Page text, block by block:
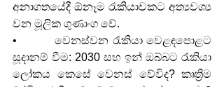
අනාගතයේදී ඕනෑම රැකියාවකට අත්‍යවශ්‍ය
වන මූලික ගුණාංග වේ.
•          වෙනස්වන රැකියා වෙළඳපොළට
සූදානම් වීම: 2030 සහ ඉන් ඔබ්බට රැකියා
ලෝකය කෙසේ වෙනස් වේවිද? කෘත්‍රිම